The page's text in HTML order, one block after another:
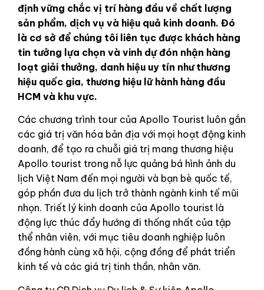
định vững chắc vị trí hàng đầu về chất lượng
sản phẩm, dịch vụ và hiệu quả kinh doanh. Đó
là cơ sở để chúng tôi liên tục được khách hàng
tin tưởng lựa chọn và vinh dự đón nhận hàng
loạt giải thưởng, danh hiệu uy tín như thương
hiệu quốc gia, thương hiệu lữ hành hàng đầu
HCM và khu vực.
Các chương trình tour của Apollo Tourist luôn gắn
các giá trị văn hóa bản địa với mọi hoạt động kinh
doanh, để tạo ra chuỗi giá trị mang thương hiệu
Apollo tourist trong nỗ lực quảng bá hình ảnh du
lịch Việt Nam đến mọi người và bạn bè quốc tế,
góp phần đưa du lịch trở thành ngành kinh tế mũi
nhọn. Triết lý kinh doanh của Apollo tourist là
động lực thúc đẩy hướng đi thống nhất của tập
thể nhân viên, với mục tiêu doanh nghiệp luôn
đồng hành cùng xã hội, cộng đồng để phát triển
kinh tế và các giá trị tinh thần, nhân văn.